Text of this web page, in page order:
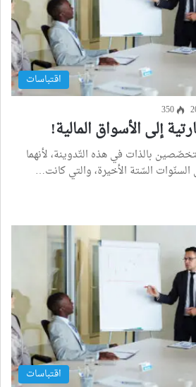
اقتباسات
350
إلى الأسواق المالية!
بالذات في هذه التّدوينة، لأنهما
السّتة الأخيرة، والتي كانت…
اقتباسات